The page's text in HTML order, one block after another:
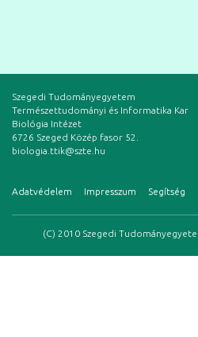
Szegedi Tudományegyetem
Természettudományi és Informatika Kar
Biológia Intézet
6726 Szeged Közép fasor 52.
biologia.ttik@szte.hu
Adatvédelem Impresszum Segítség
(C) 2010 Szegedi